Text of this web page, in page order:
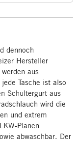
dennoch
Hersteller
aus
Tasche ist also
Schultergurt aus
wird die
und extrem
Planen
abwaschbar. Der